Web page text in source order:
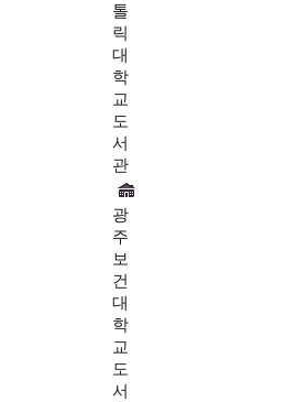
톨
릭
대
학
교
도
서
관
광
주
보
건
대
학
교
도
서